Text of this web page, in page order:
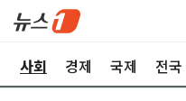
사회 경제 국제 전국